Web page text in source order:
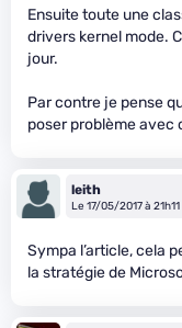
Ensuite toute une
drivers kernel mode.
jour.
Par contre je pense
poser problème
leith
Le 17/05/2017 à 21h11
Sympa l’article, cela
la stratégie de